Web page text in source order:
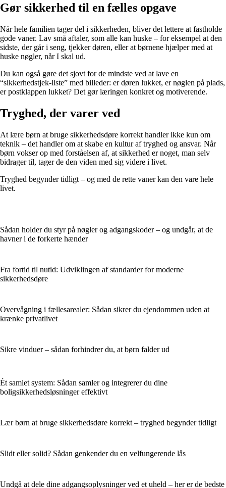
Gør sikkerhed til en fælles opgave
Når hele familien tager del i sikkerheden, bliver det lettere at fastholde
gode vaner. Lav små aftaler, som alle kan huske – for eksempel at den
sidste, der går i seng, tjekker døren, eller at børnene hjælper med at
huske nøgler, når I skal ud.
Du kan også gøre det sjovt for de mindste ved at lave en
“sikkerhedstjek-liste” med billeder: er døren lukket, er nøglen på plads,
er postklappen lukket? Det gør læringen konkret og motiverende.
Tryghed, der varer ved
At lære børn at bruge sikkerhedsdøre korrekt handler ikke kun om
teknik – det handler om at skabe en kultur af tryghed og ansvar. Når
børn vokser op med forståelsen af, at sikkerhed er noget, man selv
bidrager til, tager de den viden med sig videre i livet.
Tryghed begynder tidligt – og med de rette vaner kan den vare hele
livet.
Sådan holder du styr på nøgler og adgangskoder – og undgår, at de
havner i de forkerte hænder
Fra fortid til nutid: Udviklingen af standarder for moderne
sikkerhedsdøre
Overvågning i fællesarealer: Sådan sikrer du ejendommen uden at
krænke privatlivet
Sikre vinduer – sådan forhindrer du, at børn falder ud
Ét samlet system: Sådan samler og integrerer du dine
boligsikkerhedsløsninger effektivt
Lær børn at bruge sikkerhedsdøre korrekt – tryghed begynder tidligt
Slidt eller solid? Sådan genkender du en velfungerende lås
Undgå at dele dine adgangsoplysninger ved et uheld – her er de bedste